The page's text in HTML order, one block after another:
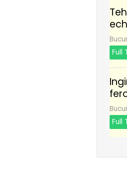
Full
Full